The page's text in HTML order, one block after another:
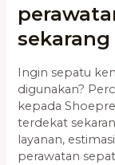
sekarang
Ingin sepatu
digunakan?
kepada
terdekat
layanan,
perawatan